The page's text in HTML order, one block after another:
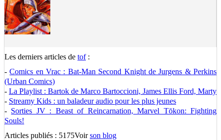
Les derniers articles de tof:
-Comics en Vrac : Bat-Man Second Knight de Jurgens & Perkins
(Urban Comics)
- La Playlist : Bartok de Marco Bartoccioni, James Ellis Ford, Marty
- Streamy Kids : un baladeur audio pour les plus jeunes
- Sorties JV : Beast of Reincarnation, Marvel Tōkon: Fighting
Souls!
Articles publiés : 5175Voirson blog